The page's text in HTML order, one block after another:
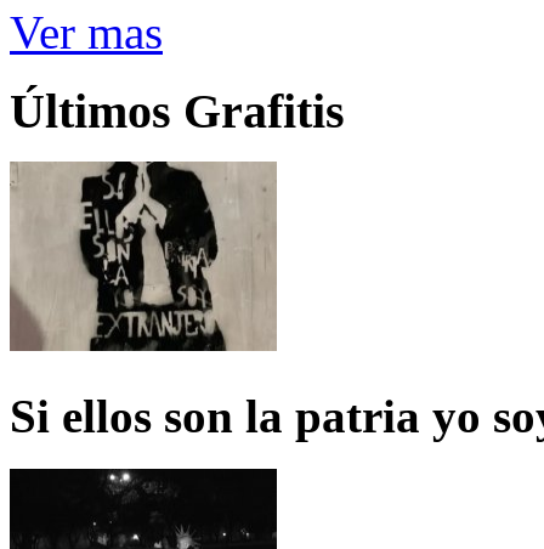
Ver mas
Últimos Grafitis
Si ellos son la patria yo